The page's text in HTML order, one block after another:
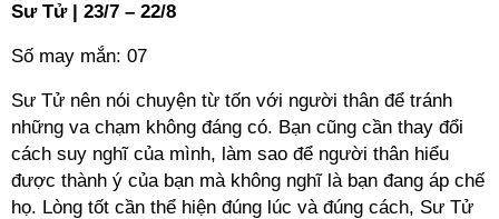
Sư Tử | 23/7 – 22/8
Số may mắn: 07
Sư Tử nên nói chuyện từ tốn với người thân để tránh
những va chạm không đáng có. Bạn cũng cần thay đổi
cách suy nghĩ của mình, làm sao để người thân hiểu
được thành ý của bạn mà không nghĩ là bạn đang áp chế
họ. Lòng tốt cần thể hiện đúng lúc và đúng cách, Sư Tử